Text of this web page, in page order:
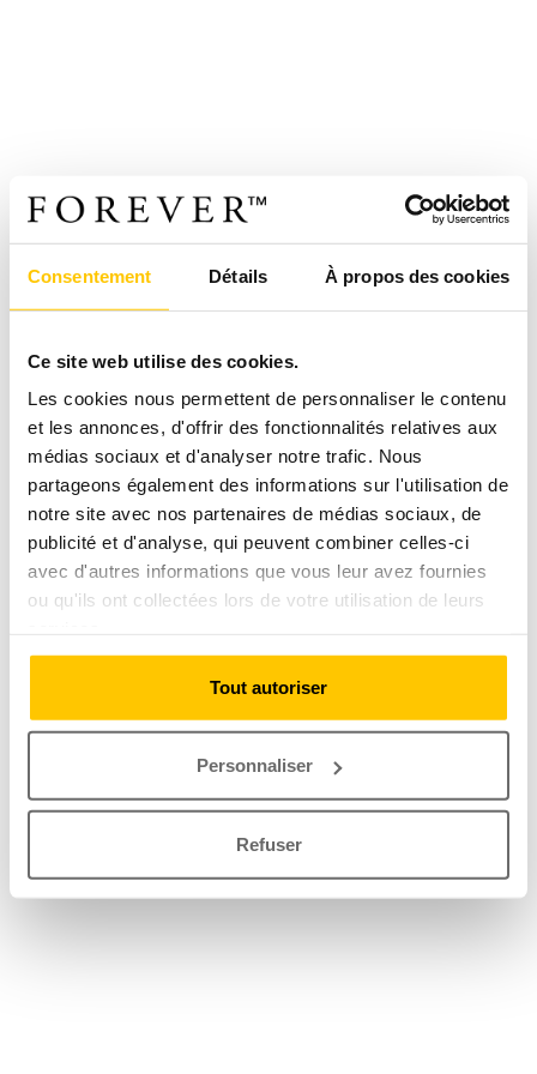
Consentement Détails À propos des cookies
Ce site web utilise des cookies.
Les cookies nous permettent de personnaliser le contenu
et les annonces, d'offrir des fonctionnalités relatives aux
médias sociaux et d'analyser notre trafic. Nous
partageons également des informations sur l'utilisation de
notre site avec nos partenaires de médias sociaux, de
publicité et d'analyse, qui peuvent combiner celles-ci
avec d'autres informations que vous leur avez fournies
ou qu'ils ont collectées lors de votre utilisation de leurs
Tout autoriser
Personnaliser
Refuser